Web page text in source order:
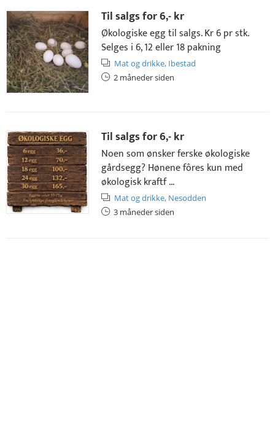
Til salgs for6,- kr
Økologiske egg til salgs. Kr 6 pr stk.
Selges i 6, 12 eller 18 pakning
Mat og drikke, Ibestad
2 måneder siden
Til salgs for6,- kr
Noen som ønsker ferske økologiske
gårdsegg? Hønene fôres kun med
økologisk kraftf ...
Mat og drikke, Nesodden
3 måneder siden